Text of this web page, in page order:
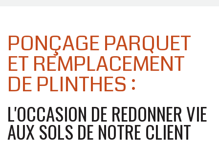
PONÇAGE PARQUET
ET REMPLACEMENT
DE PLINTHES :
L'OCCASION DE REDONNER VIE
AUX SOLS DE NOTRE CLIENT